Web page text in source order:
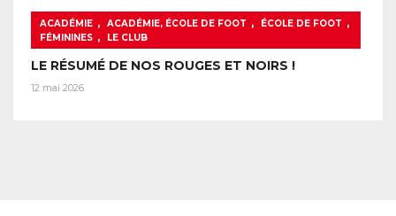
ACADÉMIE , ACADÉMIE, ÉCOLE DE FOOT , ÉCOLE DE FOOT ,
FÉMININES , LE CLUB
LE RÉSUMÉ DE NOS ROUGES ET NOIRS !
12 mai 2026